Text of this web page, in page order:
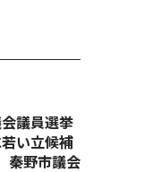
議員選挙
若い立候補
秦野市議会